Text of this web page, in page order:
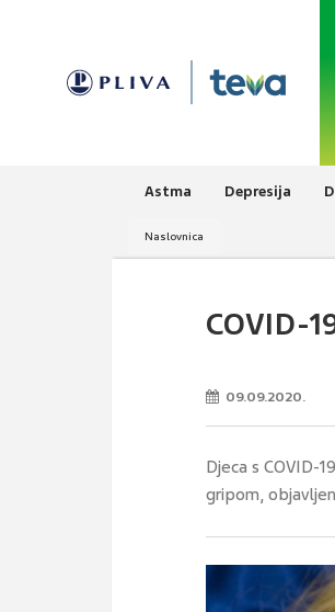
Astma Depresija
Naslovnica
COVID-
09.09.2020.
Djeca s COVID-
gripom,